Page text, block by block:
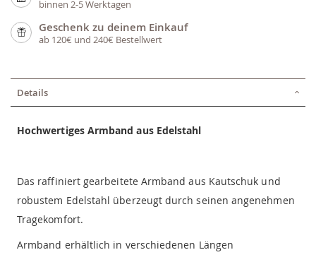
binnen 2-5 Werktagen
Geschenk zu deinem Einkauf
ab 120€ und 240€ Bestellwert
Details
Hochwertiges Armband aus Edelstahl
Das raffiniert gearbeitete Armband aus Kautschuk und
robustem Edelstahl überzeugt durch seinen angenehmen
Tragekomfort.
Armband erhältlich in verschiedenen Längen